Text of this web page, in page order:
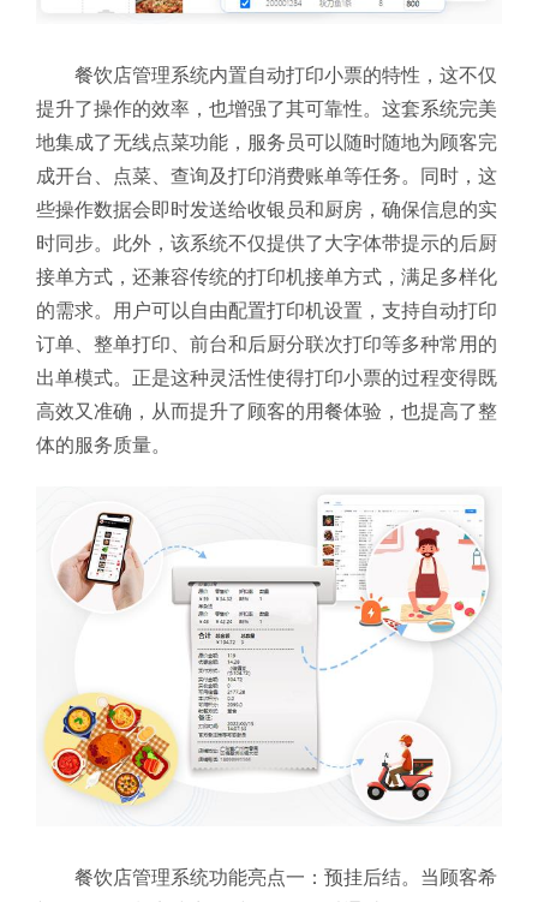
餐饮店管理系统内置自动打印小票的特性，这不仅
提升了操作的效率，也增强了其可靠性。这套系统完美
地集成了无线点菜功能，服务员可以随时随地为顾客完
成开台、点菜、查询及打印消费账单等任务。同时，这
些操作数据会即时发送给收银员和厨房，确保信息的实
时同步。 此外，该系统不仅提供了大字体带提示的后厨
接单方式，还兼容传统的打印机接单方式，满足多样化
的需求。用户可以自由配置打印机设置，支持自动打印
订单、整单打印、前台和后厨分联次打印等多种常用的
出单模式。 正是这种灵活性使得打印小票的过程变得既
高效又准确，从而提升了顾客的用餐体验，也提高了整
体的服务质量。
餐饮店管理系统功能亮点一：预挂后结。当顾客希